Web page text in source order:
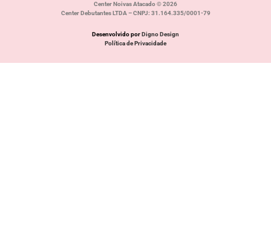
Center Noivas Atacado © 2026
Center Debutantes LTDA – CNPJ: 31.164.335/0001-79
Desenvolvido por Digno Design
Política de Privacidade